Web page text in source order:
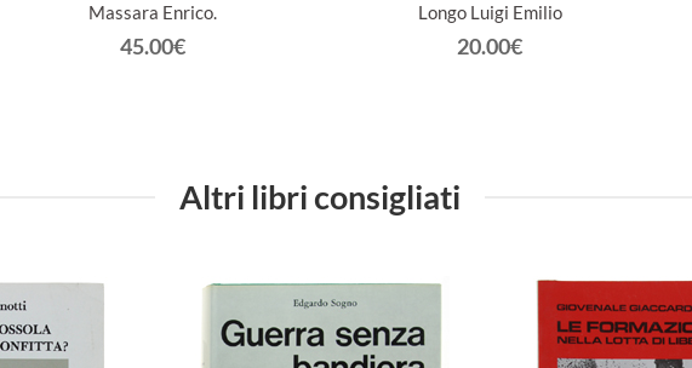
Massara Enrico.
45.00€
Longo Luigi Emilio
20.00€
Altri libri consigliati